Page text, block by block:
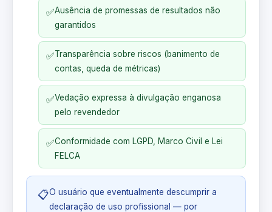
✅Ausência de promessas de resultados não
garantidos
✅Transparência sobre riscos (banimento de
contas, queda de métricas)
✅Vedação expressa à divulgação enganosa
pelo revendedor
✅Conformidade com LGPD, Marco Civil e Lei
FELCA
📋O usuário que eventualmente descumprir a
declaração de uso profissional — por